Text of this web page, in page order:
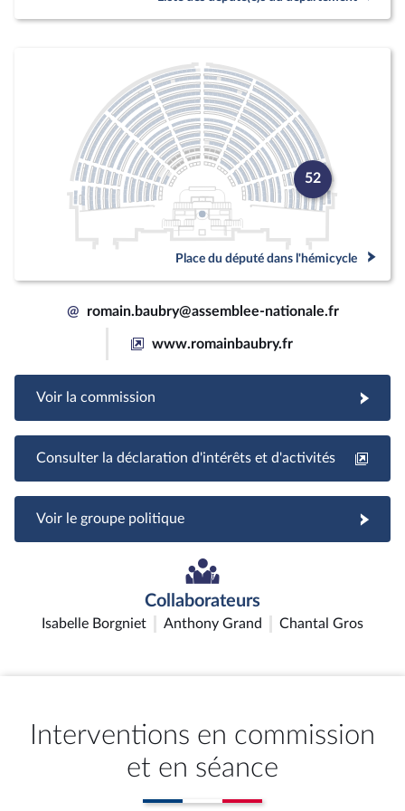
52
Place du député dans l'hémicycle
@ romain.baubry@assemblee-nationale.fr
www.romainbaubry.fr
Voir la commission
Consulter la déclaration d'intérêts et d'activités
Voir le groupe politique
Collaborateurs
Isabelle Borgniet Anthony Grand Chantal Gros
Interventions en commission
et en séance